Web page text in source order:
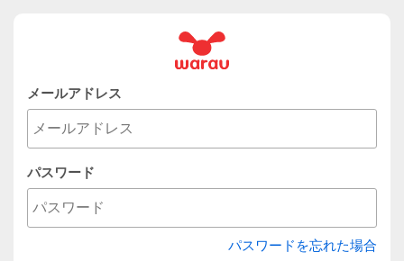
メールアドレス
パスワード
パスワードを忘れた場合